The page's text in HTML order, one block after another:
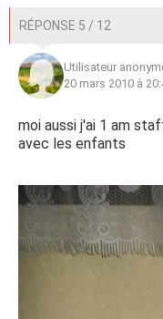
RÉPONSE 5 / 12
Utilisateur
20 mars 2010 à
moi aussi j'ai 1 am
avec les enfants